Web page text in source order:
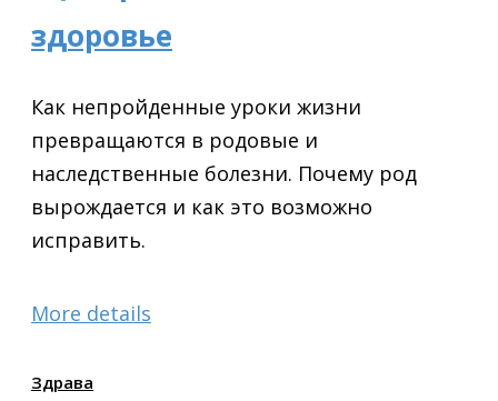
здоровье
Как непройденные уроки жизни
превращаются в родовые и
наследственные болезни. Почему род
вырождается и как это возможно
исправить.
More details
Здрава